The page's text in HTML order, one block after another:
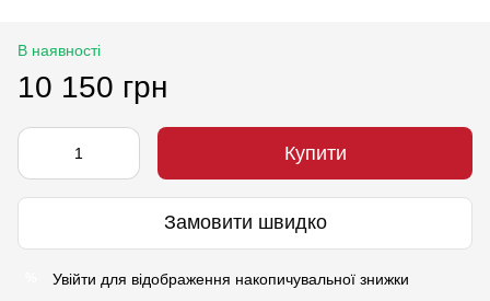
В наявності
10 150 грн
Купити
Замовити швидко
Увійти для відображення накопичувальної знижки